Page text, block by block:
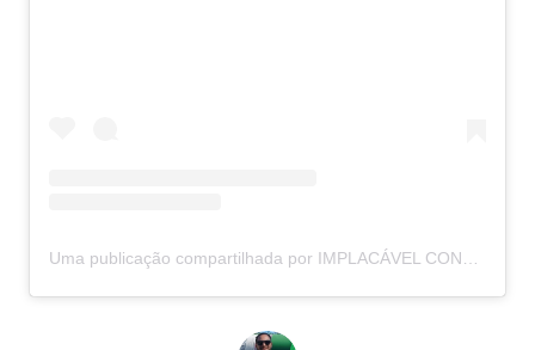
Uma publicação compartilhada por IMPLACÁVEL CONCURSOS (@implacavelconcursos)